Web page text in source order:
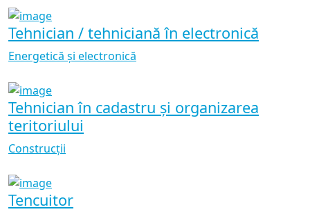
Tehnician / tehniciană în electronică
Energetică și electronică
Tehnician în cadastru și organizarea
teritoriului
Construcții
Tencuitor